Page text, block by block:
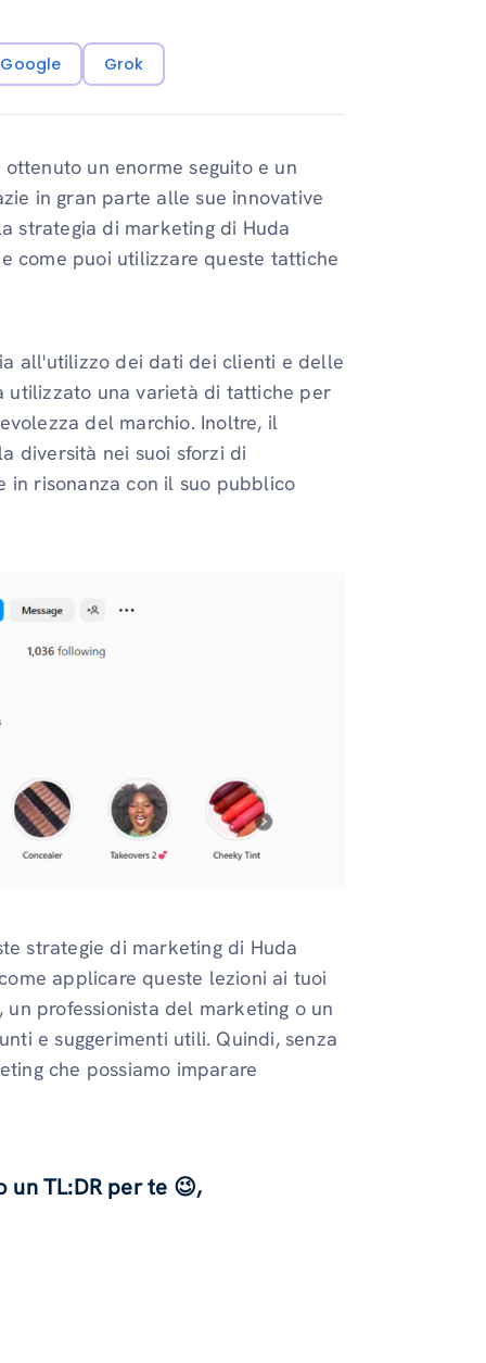
Grok
un enorme seguito e un
in gran parte alle sue innovative
strategia di marketing di Huda
come puoi utilizzare queste tattiche
all'utilizzo dei dati dei clienti e delle
utilizzato una varietà di tattiche per
del marchio. Inoltre, il
diversità nei suoi sforzi di
in risonanza con il suo pubblico
strategie di marketing di Huda
applicare queste lezioni ai tuoi
professionista del marketing o un
e suggerimenti utili. Quindi, senza
che possiamo imparare
un TL:DR per te 😉,